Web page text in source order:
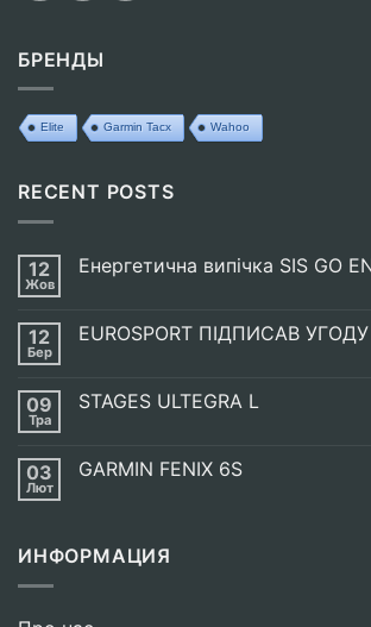
БРЕНДЫ
Elite Garmin Tacx Wahoo
RECENT POSTS
12
Жов
Енергетична випічка SIS GO
Енергетична
ENERGY
BAKE
12
Бер
EUROSPORT ПІДПИСАВ
EUROSPORT
UCI
09
Тра
STAGES ULTEGRA L
STAGES
03
Лют
GARMIN FENIX 6S
FENIX
ИНФОРМАЦИЯ